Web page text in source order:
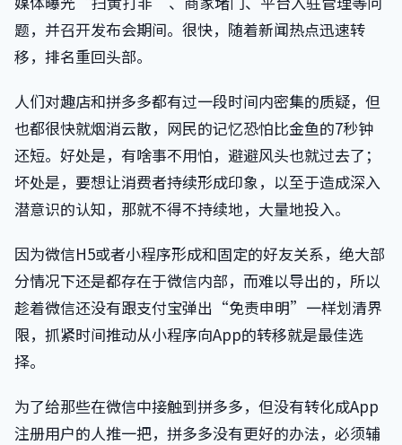
题，并召开发布会期间。很快，随着新闻热点迅速转
移，排名重回头部。
人们对趣店和拼多多都有过一段时间内密集的质疑，但
也都很快就烟消云散，网民的记忆恐怕比金鱼的7秒钟
还短。好处是，有啥事不用怕，避避风头也就过去了；
坏处是，要想让消费者持续形成印象，以至于造成深入
潜意识的认知，那就不得不持续地，大量地投入。
因为微信H5或者小程序形成和固定的好友关系，绝大部
分情况下还是都存在于微信内部，而难以导出的，所以
趁着微信还没有跟支付宝弹出“免责申明”一样划清界
限，抓紧时间推动从小程序向App的转移就是最佳选
择。
为了给那些在微信中接触到拼多多，但没有转化成App
注册用户的人推一把，拼多多没有更好的办法，必须辅